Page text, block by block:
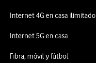
Internet 4G en casa ilimitado
Internet 5G en casa
Fibra, móvil y fútbol